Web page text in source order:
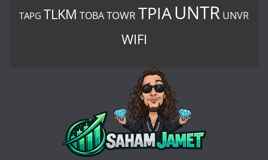
TAPG TLKM TOBATOWR TPIAUNTR UNVR
WIFI